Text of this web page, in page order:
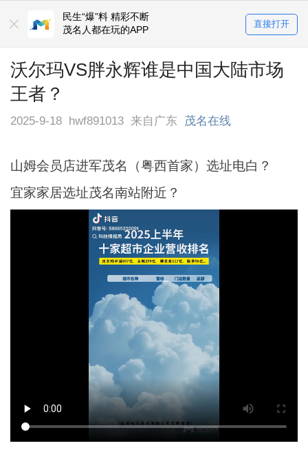
民生“爆”料 精彩不断
茂名人都在玩的APP
直接打开
沃尔玛VS胖永辉谁是中国大陆市场
王者？
2025-9-18 hwf891013 来自广东 茂名在线
山姆会员店进军茂名（粤西首家）选址电白？
宜家家居选址茂名南站附近？